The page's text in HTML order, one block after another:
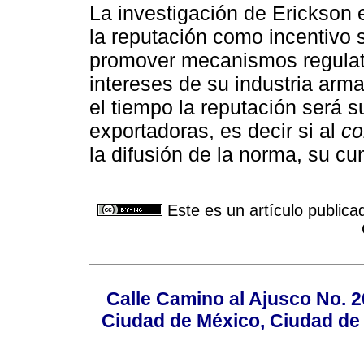
La investigación de Erickson
la reputación como incentivo
promover mecanismos
intereses de su industria
el tiempo la reputación será
exportadoras, es decir si al
la difusión de la norma, su
Este es un artículo
Calle Camino al Ajusco No.
Ciudad de México, Ciudad